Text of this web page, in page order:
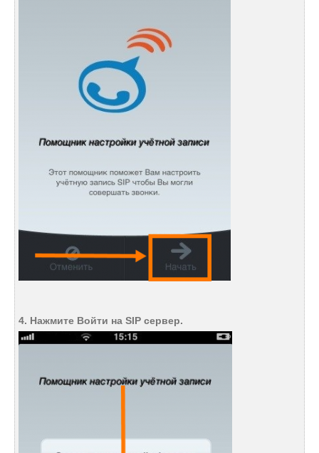
4. Нажмите Войти на SIP сервер.